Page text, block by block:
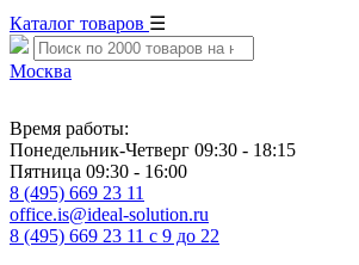
Каталог товаров ☰
Москва
Время работы:
Понедельник-Четверг 09:30 - 18:15
Пятница 09:30 - 16:00
8 (495) 669 23 11
office.is@ideal-solution.ru
8 (495) 669 23 11 с 9 до 22